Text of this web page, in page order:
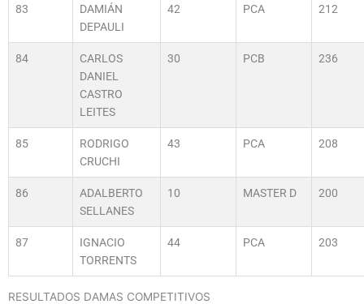
83
DAMIÁN
DEPAULI
42 PCA 212
84
CARLOS
DANIEL
CASTRO
LEITES
30 PCB 236
85
RODRIGO
CRUCHI
43 PCA 208
86
ADALBERTO
SELLANES
10 MASTER D 200
87
IGNACIO
TORRENTS
44 PCA 203
RESULTADOS DAMAS COMPETITIVOS